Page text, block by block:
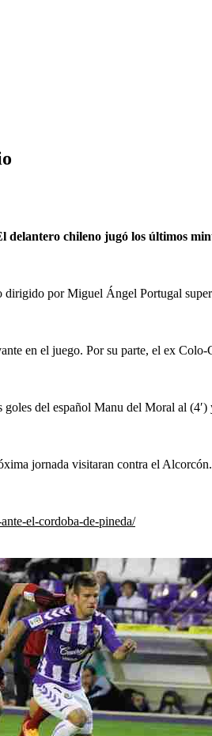
chileno jugó los últimos
por Miguel Ángel Portugal
en el juego. Por su parte, el ex
del español Manu del Moral al
jornada visitaran contra el
el-cordoba-de-pineda/